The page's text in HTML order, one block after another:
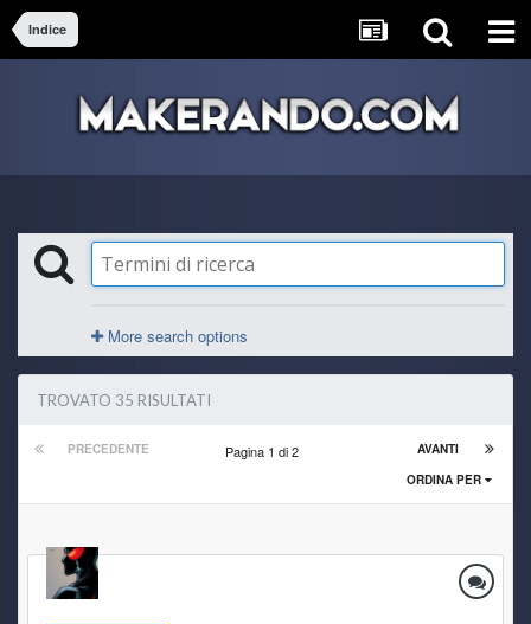
Indice
More search options
TROVATO 35 RISULTATI
PRECEDENTE AVANTI
Pagina 1 di 2
ORDINA PER